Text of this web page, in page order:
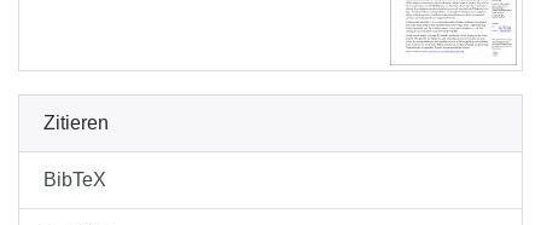
Zitieren
BibTeX